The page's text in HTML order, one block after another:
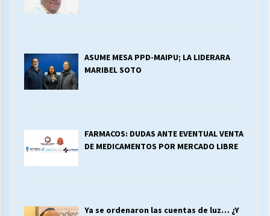
ASUME MESA PPD-MAIPU; LA LIDERARA
MARIBEL SOTO
FARMACOS: DUDAS ANTE EVENTUAL VENTA
DE MEDICAMENTOS POR MERCADO LIBRE
Ya se ordenaron las cuentas de luz… ¿Y